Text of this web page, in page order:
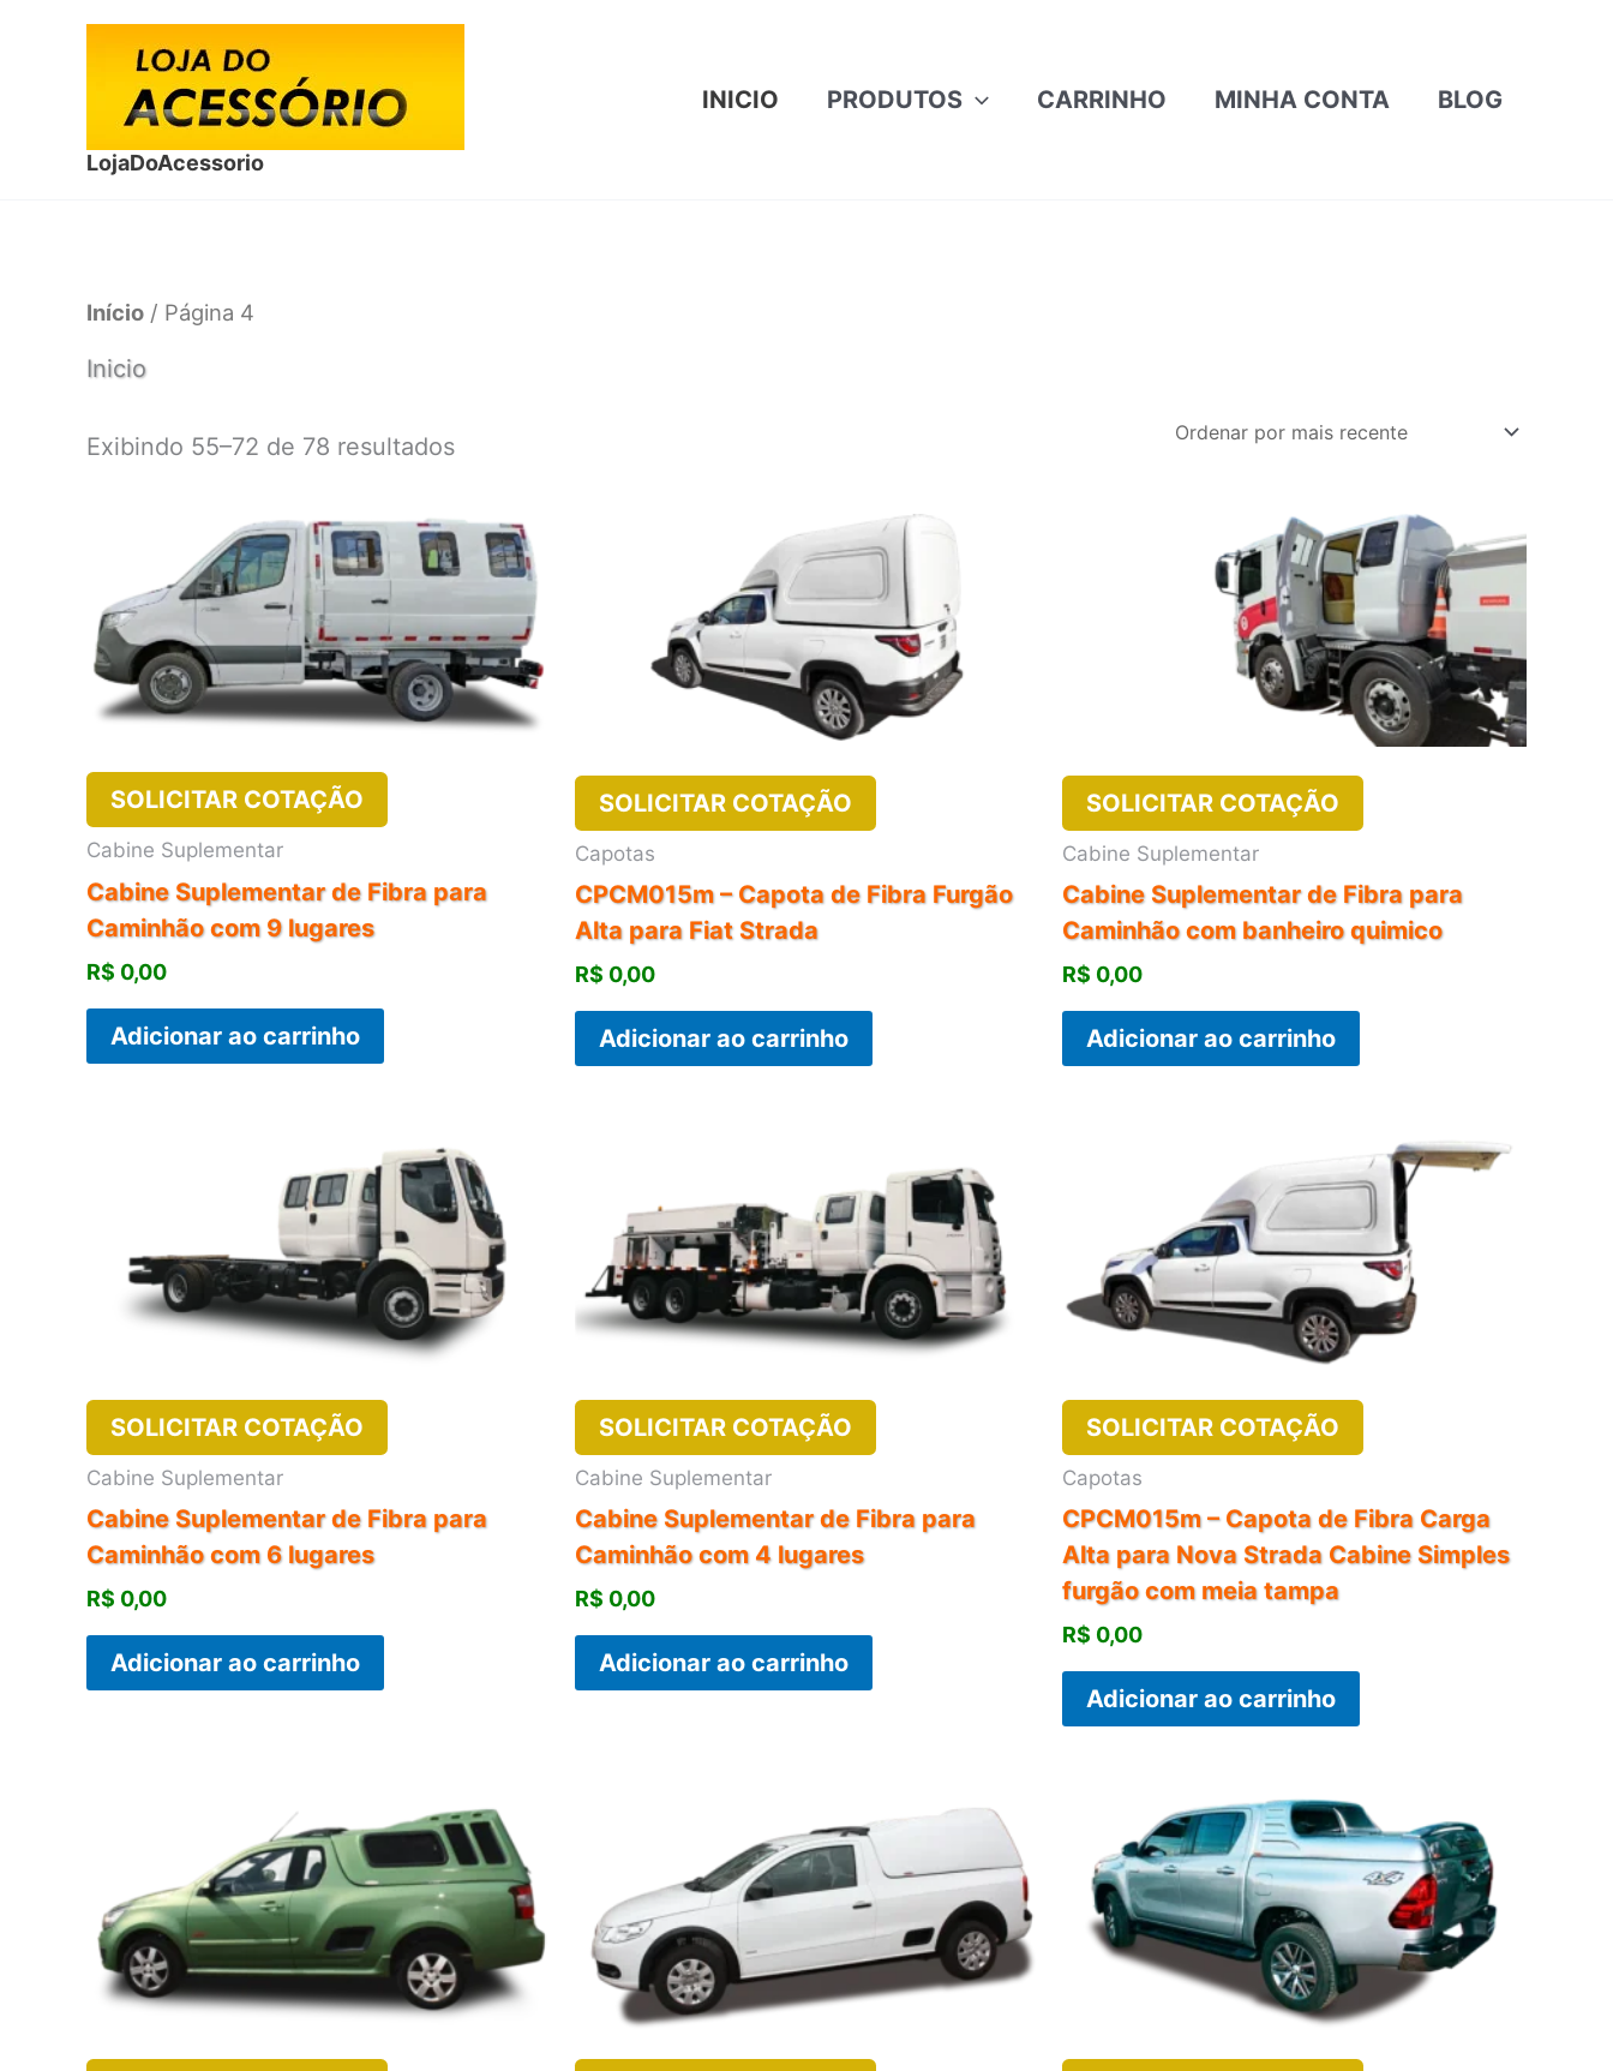
LojaDoAcessorio
INICIO PRODUTOS CARRINHO MINHA CONTA BLOG
Início / Página 4
Inicio
Exibindo 55–72 de 78 resultadosClassificado
recente
SOLICITAR COTAÇÃO
Cabine Suplementar
Cabine Suplementar de Fibra para
Caminhão com 9 lugares
R$ 0,00
Adicionar ao carrinho
SOLICITAR COTAÇÃO
Capotas
CPCM015m – Capota de Fibra Furgão
Alta para Fiat Strada
R$ 0,00
Adicionar ao carrinho
SOLICITAR COTAÇÃO
Cabine Suplementar
Cabine Suplementar de Fibra para
Caminhão com banheiro quimico
R$ 0,00
Adicionar ao carrinho
SOLICITAR COTAÇÃO
Cabine Suplementar
Cabine Suplementar de Fibra para
Caminhão com 6 lugares
R$ 0,00
Adicionar ao carrinho
SOLICITAR COTAÇÃO
Cabine Suplementar
Cabine Suplementar de Fibra para
Caminhão com 4 lugares
R$ 0,00
Adicionar ao carrinho
SOLICITAR COTAÇÃO
Capotas
CPCM015m – Capota de Fibra Carga
Alta para Nova Strada Cabine Simples
furgão com meia tampa
R$ 0,00
Adicionar ao carrinho